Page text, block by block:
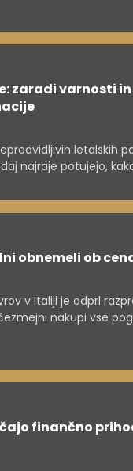
zaradi varnosti in
letalskih
najraje potujejo,
obnemeli ob
v Italiji je odprl
nakupi vse
finančno